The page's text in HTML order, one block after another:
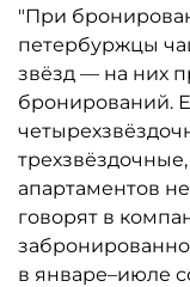
"При
петербуржцы
звёзд — на них
бронирований.
апартаментов
говорят в
в январе–июле